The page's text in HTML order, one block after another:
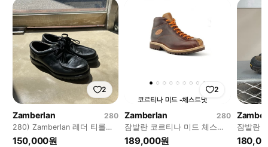
2
Zamberlan
280
280) Zamberlan 레더 티롤리
안 부츠
150,000원
2
Zamberlan
280
잠발란 코르티나 미드 체스트
넛 280사이즈 워커 워크웨어
189,000원
잠발란
Eu46